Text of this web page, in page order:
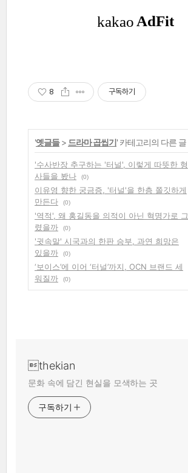
8 구독하기
'옛글들> 드라마 곱씹기' 카테고리의 다른 글
'수사반장 추구하는 '터널', 이렇게 따뜻한 형
사들을 봤나
(0)
이유영 향한 궁금증, '터널'을 한층 쫄깃하게
만든다
(0)
'역적', 왜 홍길동을 의적이 아닌 혁명가로 그
렸을까
(0)
'귓속말' 시국과의 한판 승부, 과연 희망은
있을까
(0)
‘보이스’에 이어 ‘터널’까지, OCN 브랜드 세
워질까
(0)
thekian
문화 속에 담긴 현실을 모색하는 곳
구독하기